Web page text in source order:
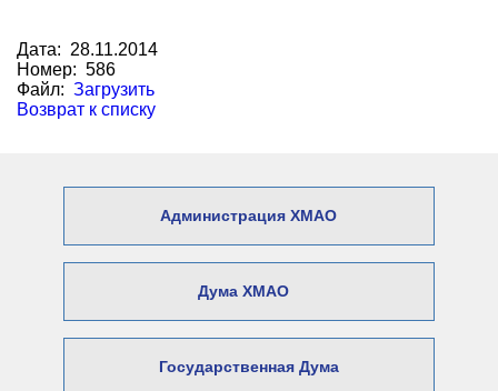
Дата: 28.11.2014
Номер: 586
Файл: Загрузить
Возврат к списку
Администрация ХМАО
Дума ХМАО
Государственная Дума